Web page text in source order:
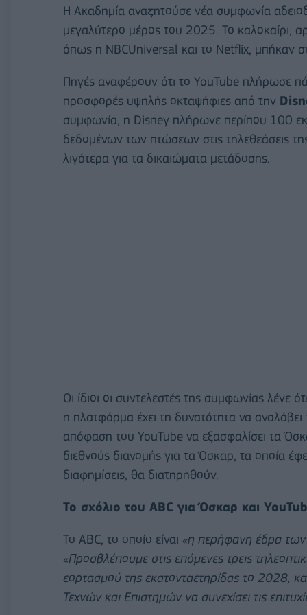
Η Ακαδημία αναζητούσε νέα συμφωνία
μεγαλύτερο μέρος του 2025. Το καλοκαίρι,
όπως η NBCUniversal και το Netflix, μπήκαν
Πηγές αναφέρουν ότι το YouTube πλήρωσε
προσφορές υψηλής οκταψήφιες από την
συμφωνία, η Disney πλήρωνε περίπου 100
δεδομένων των πτώσεων στις τηλεθεάσεις
λιγότερα για τα δικαιώματα μετάδοσης.
Οι ίδιοι οι συντελεστές της συμφωνίας λένε
η πλατφόρμα έχει τη δυνατότητα να
απόφαση του YouTube να εξασφαλίσει τα
διεθνούς διανομής για τα Όσκαρ, τα οποία
διαφημίσεις, θα διατηρηθούν.
Το σχόλιο του ABC για Όσκαρ και
Το ABC, το οποίο είναι «η περήφανη έδρα των
«Προσβλέπουμε στις επόμενες τρεις
εορτασμού της εκατονταετηρίδας το 2028,
Τεχνών και Επιστημών να συνεχίσει τις